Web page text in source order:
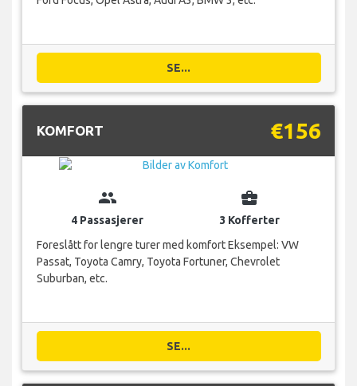
SE...
KOMFORT €156
group
4 Passasjerer
business_center
3 Kofferter
Foreslått for lengre turer med komfort Eksempel: VW
Passat, Toyota Camry, Toyota Fortuner, Chevrolet
Suburban, etc.
SE...